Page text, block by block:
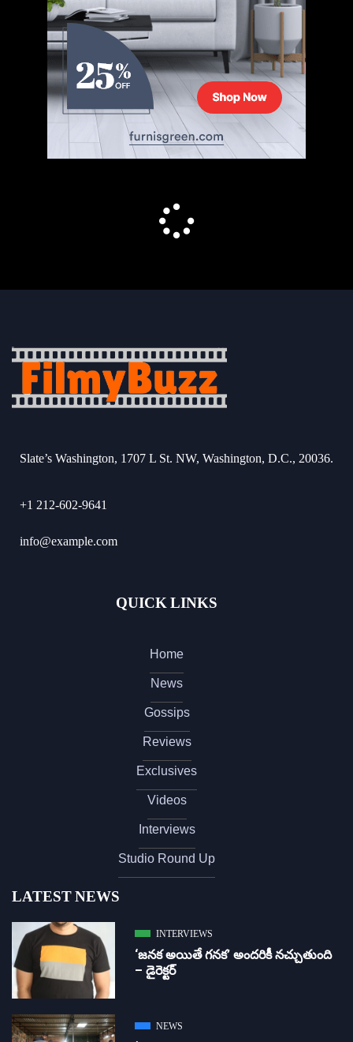
Slate’s Washington, 1707 L St. NW, Washington, D.C., 20036.
+1 212-602-9641
info@example.com
QUICK LINKS
Home
News
Gossips
Reviews
Exclusives
Videos
Interviews
Studio Round Up
LATEST NEWS
INTERVIEWS
‘జ‌న‌క అయితే గ‌న‌క‌’ అందరికీ నచ్చుతుంది
– డైరెక్ట‌ర్
NEWS